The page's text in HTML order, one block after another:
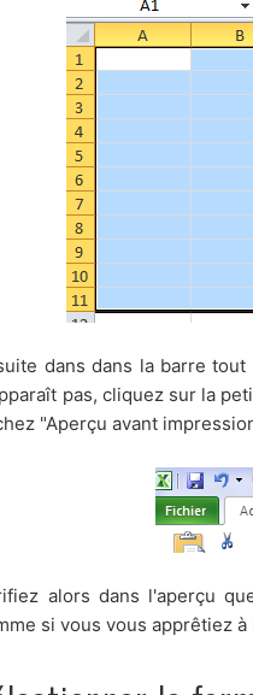
dans dans la barre
pas, cliquez sur la
"Aperçu avant
alors dans l'aperçu
si vous vous apprêtiez à